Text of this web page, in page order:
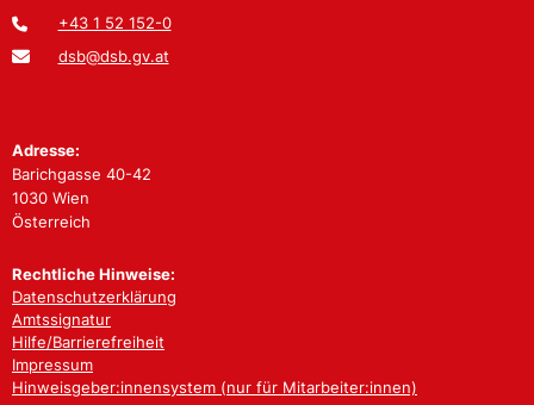
+43 1 52 152-0
dsb@dsb.gv.at
Adresse:
Barichgasse 40-42
1030 Wien
Österreich
Rechtliche Hinweise:
Datenschutzerklärung
Amtssignatur
Hilfe/Barrierefreiheit
Impressum
Hinweisgeber:innensystem (nur für Mitarbeiter:innen)